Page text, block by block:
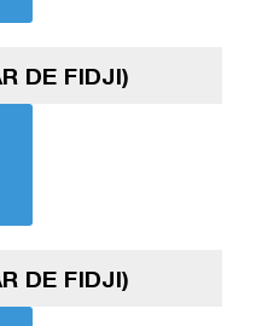
DE FIDJI)
DE FIDJI)